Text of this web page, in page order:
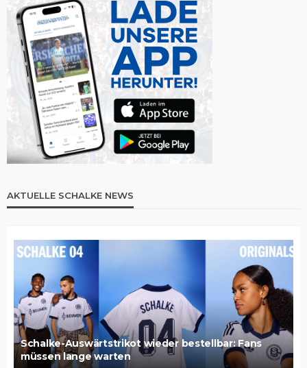
AKTUELLE SCHALKE NEWS
Schalke-Auswärtstrikot wieder bestellbar: Fans
müssen lange warten